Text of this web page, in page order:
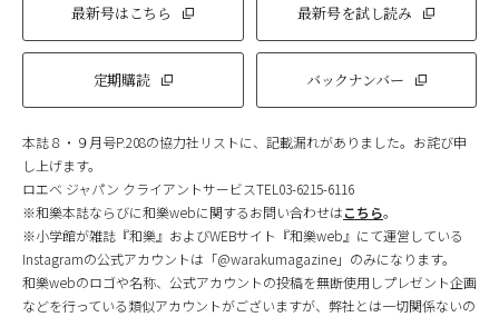
最新号はこちら 最新号を試し読み
定期購読 バックナンバー
本誌８・９月号P.208の協力社リストに、記載漏れがありました。お詫び申
し上げます。
ロエベ ジャパン クライアントサービスTEL03-6215-6116
※和樂本誌ならびに和樂webに関するお問い合わせはこちら。
※小学館が雑誌『和樂』およびWEBサイト『和樂web』にて運営している
Instagramの公式アカウントは「@warakumagazine」のみになります。
和樂webのロゴや名称、公式アカウントの投稿を無断使用しプレゼント企画
などを行っている類似アカウントがございますが、弊社とは一切関係ないの